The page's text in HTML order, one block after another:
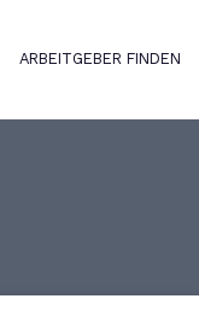
ARBEITGEBER FINDEN